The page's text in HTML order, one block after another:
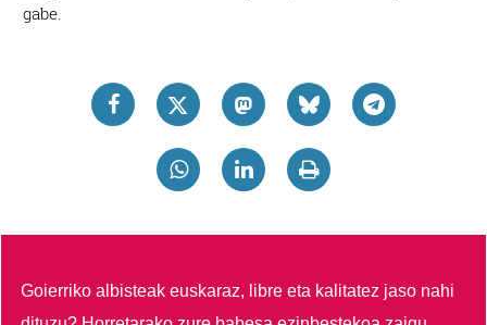
gabe.
Goierriko albisteak euskaraz, libre eta kalitatez jaso nahi